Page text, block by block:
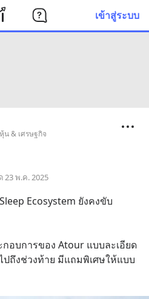
เข้าสู่ระบบ
น & เศรษฐกิจ
23 พ.ค. 2025
Ecosystem ยังคงขับ
กอบการของ Atour แบบละเอียด
ถึงช่วงท้าย มีแถมพิเศษให้แบบ